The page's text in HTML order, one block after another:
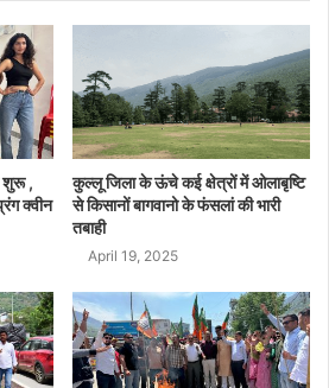
शुरू ,
क्वीन
कुल्लू जिला के ऊंचे कई क्षेत्रों में ओलाबृष्टि
से किसानों बागवानो के फंसलां की भारी
तबाही
April 19, 2025